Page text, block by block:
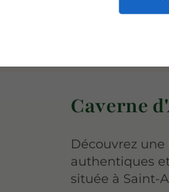
Caverne
Découvrez
authentiques
située à Saint-